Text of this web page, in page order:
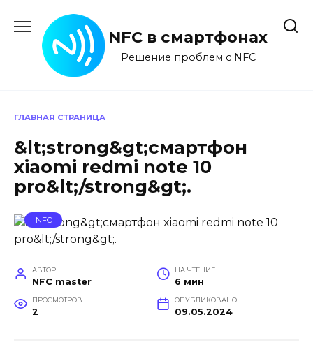
содержанию
NFC в смартфонах
Решение проблем с NFC
ГЛАВНАЯ СТРАНИЦА
&lt;strong&gt;смартфон
xiaomi redmi note 10
pro&lt;/strong&gt;.
NFC
АВТОР
NFC master
НА ЧТЕНИЕ
6 мин
ПРОСМОТРОВ
2
ОПУБЛИКОВАНО
09.05.2024